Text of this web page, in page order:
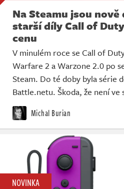
Na Steamu jsou
starší díly Call of
cenu
V minulém roce se Call of
Warfare 2 a Warzone 2.0 po
Steam. Do té doby byla série
Battle.netu. Škoda, že není ve
Michal Burian
NOVINKA